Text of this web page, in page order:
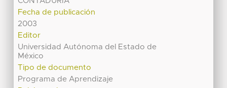
Fecha de publicación
2003
Editor
Universidad Autónoma del Estado de
México
Tipo de documento
Programa de Aprendizaje